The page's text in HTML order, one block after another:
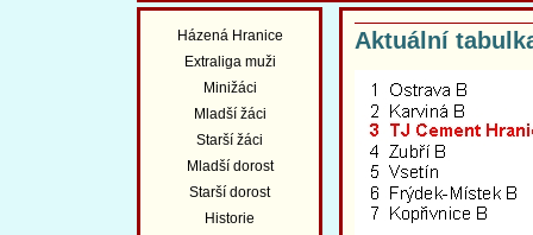
Házená Hranice
Extraliga muži
Minižáci
Mladší žáci
Starší žáci
Mladší dorost
Starší dorost
Historie
Aktuální